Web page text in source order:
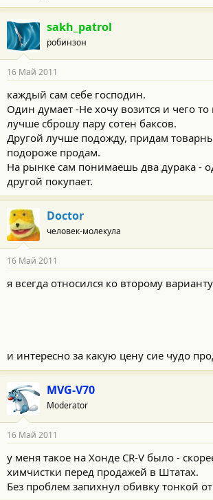
sakh_patrol
робинзон
16 Май 2011
каждый сам себе господин.
Один думает -Не хочу возится и чего
лучше сброшу пару сотен баксов.
Другой лучше подожду, придам
подороже продам.
На рынке сам понимаешь два дурака -
другой покупает.
Doctor
человек-молекула
16 Май 2011
я всегда относился ко второму
и интересно за какую цену сие чудо
MVG-V70
Moderator
16 Май 2011
у меня такое на Хонде CR-V было -
химчистки перед продажей в Штатах.
Без проблем запихнул обивку тонкой